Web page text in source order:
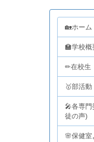
🏡ホーム
🏫学校概
✏在校生
🥇部活動
🎤各専門
徒の声)
🌸保健室